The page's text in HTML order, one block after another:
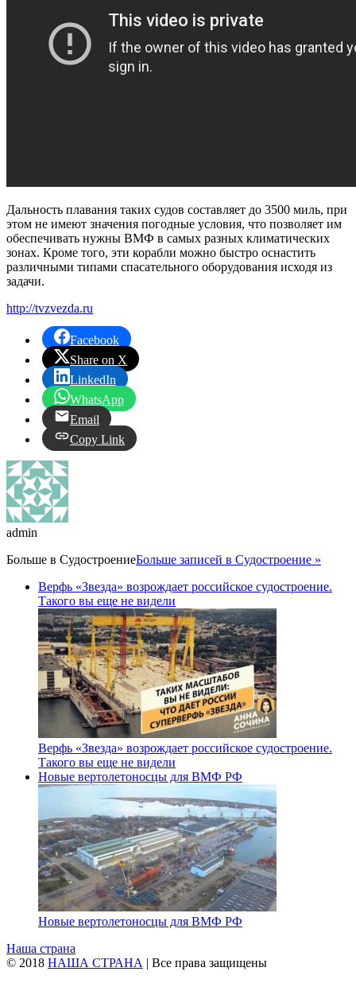
Дальность плавания таких судов составляет до 3500 миль, при
этом не имеют значения погодные условия, что позволяет им
обеспечивать нужны ВМФ в самых разных климатических
зонах. Кроме того, эти корабли можно быстро оснастить
различными типами спасательного оборудования исходя из
задачи.
http://tvzvezda.ru
Facebook
Share on X
LinkedIn
WhatsApp
Email
Copy Link
admin
Больше в СудостроениеБольше записей в Судостроение »
Верфь «Звезда» возрождает российское судостроение.
Такого вы еще не видели
Верфь «Звезда» возрождает российское судостроение.
Такого вы еще не видели
Новые вертолетоносцы для ВМФ РФ
Новые вертолетоносцы для ВМФ РФ
Наша страна
© 2018 НАША СТРАНА | Все права защищены